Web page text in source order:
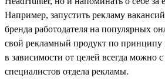
Например, запустить рекламу
бренда работодателя на популярных
свой рекламный продукт по принципу
в зависимости от целей всегда можно
специалистов отдела рекламы.